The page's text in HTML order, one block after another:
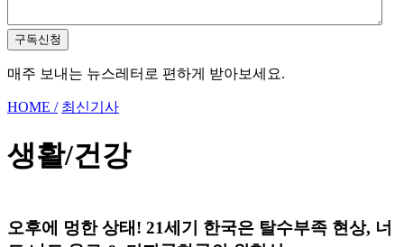
구독신청
매주 보내는 뉴스레터로 편하게 받아보세요.
HOME / 최신기사
생활/건강
오후에 멍한 상태! 21세기 한국은 탈수부족 현상, 너